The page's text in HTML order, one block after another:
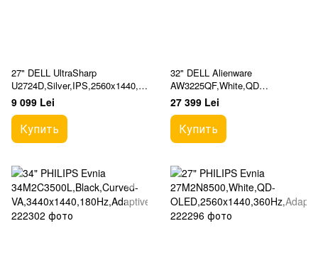
27" DELL UltraSharp
U2724D,Silver,IPS,2560x1440,1
20Hz,5ms,350cd,HDMI+DP+US
B+TypeC,Pivot
9 099 Lei
Купить
32" DELL Alienware
AW3225QF,White,QD
OLED,3840x2160,240Hz,G-
Sync+FreeSync,0.03GTG,1000c
d,HDMI+DP+USB
27 399 Lei
Купить